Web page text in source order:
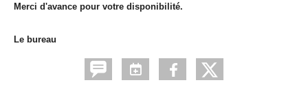
Merci d'avance pour votre disponibilité.
Le bureau